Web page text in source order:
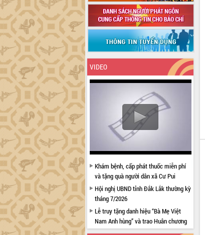
VIDEO
Khám bệnh, cấp phát thuốc miễn phí
và tặng quà người dân xã Cư Pui
Hội nghị UBND tỉnh Đắk Lắk thường kỳ
tháng 7/2026
Lễ truy tặng danh hiệu “Bà Mẹ Việt
Nam Anh hùng” và trao Huân chương
Lao động